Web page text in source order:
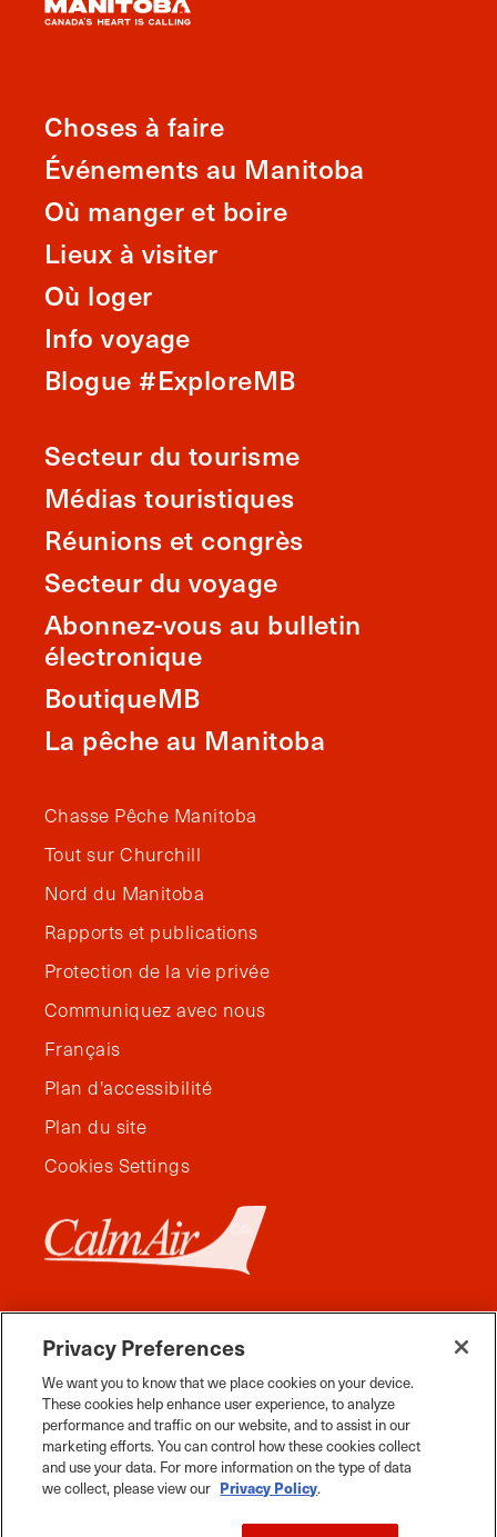
Choses à faire
Événements au Manitoba
Où manger et boire
Lieux à visiter
Où loger
Info voyage
Blogue #ExploreMB
Secteur du tourisme
Médias touristiques
Réunions et congrès
Secteur du voyage
Abonnez-vous au bulletin
électronique
BoutiqueMB
La pêche au Manitoba
Chasse Pêche Manitoba
Tout sur Churchill
Nord du Manitoba
Rapports et publications
Protection de la vie privée
Communiquez avec nous
Français
Plan d'accessibilité
Plan du site
Cookies Settings
FacebookInstagramTwitter YouTubePinterestTiktok Whats App
Voyage Manitoba, tous droits réservés, 2026.
Privacy Preferences
We want you to know that we place cookies on your device.
These cookies help enhance user experience, to analyze
performance and traffic on our website, and to assist in our
marketing efforts. You can control how these cookies collect
and use your data. For more information on the type of data
we collect, please view our Privacy Policy.